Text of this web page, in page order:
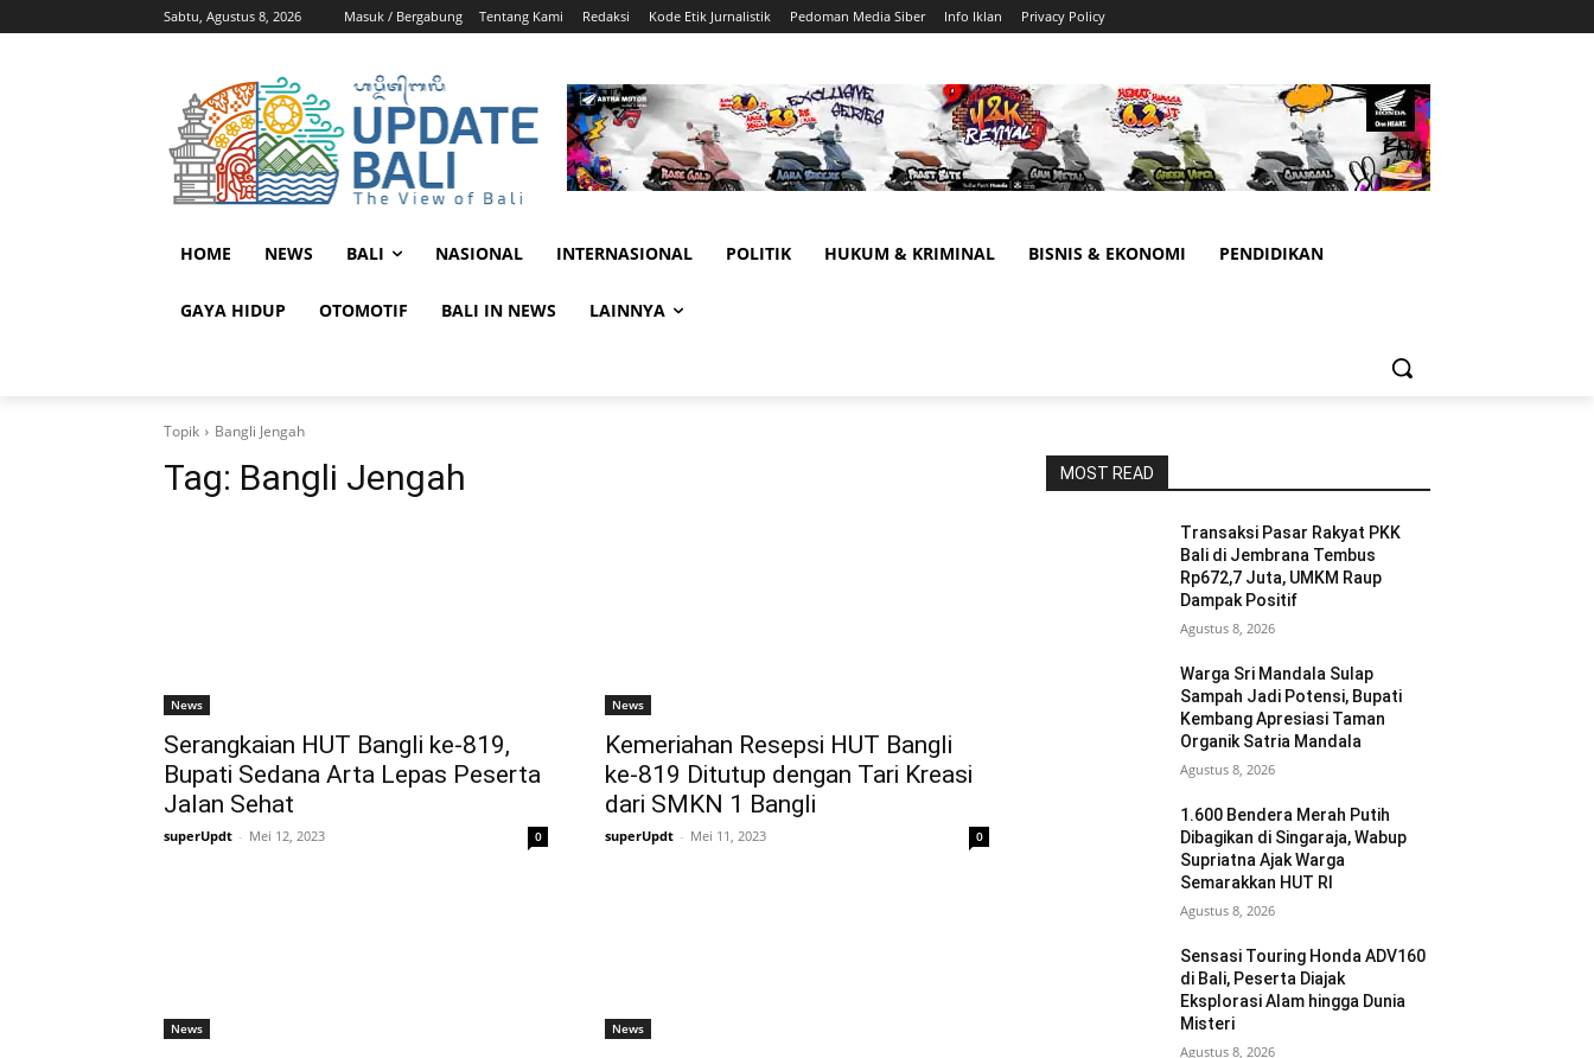
Sabtu, Agustus 8, 2026 Masuk / Bergabung Tentang Kami Redaksi Kode Etik Jurnalistik Pedoman Media Siber Info Iklan Privacy Policy
HOME NEWS BALI NASIONAL INTERNASIONAL POLITIK HUKUM & KRIMINAL BISNIS & EKONOMI PENDIDIKAN
GAYA HIDUP OTOMOTIF BALI IN NEWS LAINNYA
Topik Bangli Jengah
Tag: Bangli Jengah
News
Serangkaian HUT Bangli ke-819,
Bupati Sedana Arta Lepas Peserta
Jalan Sehat
superUpdt - Mei 12, 2023 0
News
Kemeriahan Resepsi HUT Bangli
ke-819 Ditutup dengan Tari Kreasi
dari SMKN 1 Bangli
superUpdt - Mei 11, 2023 0
News News
MOST READ
Transaksi Pasar Rakyat PKK
Bali di Jembrana Tembus
Rp672,7 Juta, UMKM Raup
Dampak Positif
Agustus 8, 2026
Warga Sri Mandala Sulap
Sampah Jadi Potensi, Bupati
Kembang Apresiasi Taman
Organik Satria Mandala
Agustus 8, 2026
1.600 Bendera Merah Putih
Dibagikan di Singaraja, Wabup
Supriatna Ajak Warga
Semarakkan HUT RI
Agustus 8, 2026
Sensasi Touring Honda ADV160
di Bali, Peserta Diajak
Eksplorasi Alam hingga Dunia
Misteri
Agustus 8, 2026